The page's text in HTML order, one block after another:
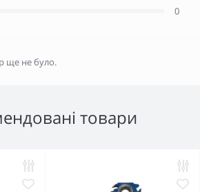
0
ще не було.
товари